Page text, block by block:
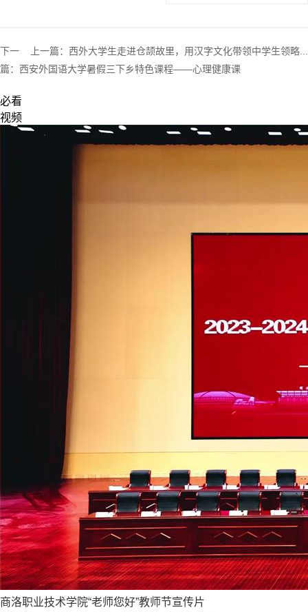
上一篇： 西外大学生走进仓颉故里，用汉字文化带领中学生领略...
下一
篇： 西安外国语大学暑假三下乡特色课程——心理健康课
必看
视频
商洛职业技术学院“老师您好”教师节宣传片